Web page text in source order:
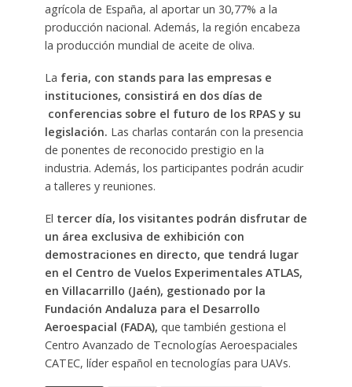
agrícola de España, al aportar un 30,77% a la
producción nacional. Además, la región encabeza
la producción mundial de aceite de oliva.
La feria, con stands para las empresas e
instituciones, consistirá en dos días de
conferencias sobre el futuro de los RPAS y su
legislación. Las charlas contarán con la presencia
de ponentes de reconocido prestigio en la
industria. Además, los participantes podrán acudir
a talleres y reuniones.
El tercer día, los visitantes podrán disfrutar de
un área exclusiva de exhibición con
demostraciones en directo, que tendrá lugar
en el Centro de Vuelos Experimentales ATLAS,
en Villacarrillo (Jaén), gestionado por la
Fundación Andaluza para el Desarrollo
Aeroespacial (FADA), que también gestiona el
Centro Avanzado de Tecnologías Aeroespaciales
CATEC, líder español en tecnologías para UAVs.